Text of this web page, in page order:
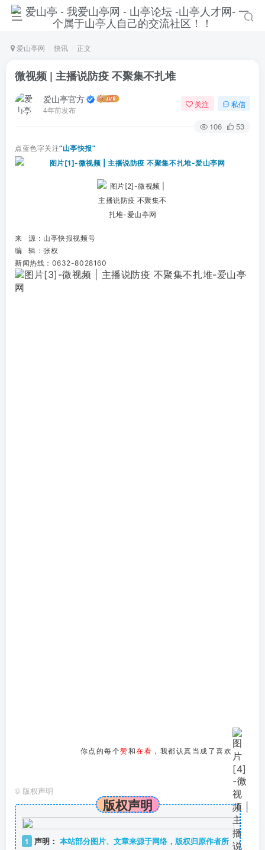
爱山亭网 快讯 正文
微视频 | 主播说防疫 不聚集不扎堆
爱山亭官方
4年前发布
关注 私信
106 53
点蓝色字关注“山亭快报”
来 源：山亭快报视频号
编 辑：张权
新闻热线：0632-8028160
你点的每个赞和在看 ，我都认真当成了喜欢
© 版权声明
版权声明
1 声明： 本站部分图片、文章来源于网络，版权归原作者所